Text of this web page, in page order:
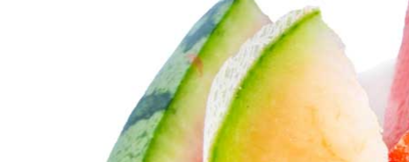
Zum Hauptinhalt springen